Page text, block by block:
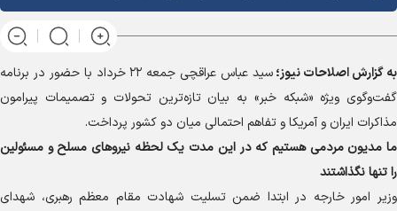
به گزارشاصلاحات نیوز؛
سید عباس عراقچی جمعه ۲۲ خرداد با حضور در برنامه
گفت‌وگوی ویژه «شبکه خبر» به بیان تازه‌ترین تحولات و تصمیمات پیرامون
مذاکرات ایران و آمریکا و تفاهم احتمالی میان دو کشور پرداخت.
ما مدیون مردمی هستیم که در این مدت یک لحظه نیرو‌های مسلح و مسئولین
را تنها نگذاشتند
وزیر امور خارجه در ابتدا ضمن تسلیت شهادت مقام معظم رهبری، شهدای